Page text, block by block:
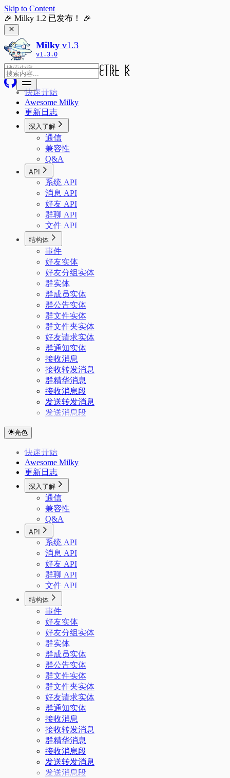
Skip to Content
🎉 Milky 1.2 已发布！ 🎉
Milky v1.3
v1.3.0
CTRL K
CTRL K
快速开始
Awesome Milky
更新日志
深入了解
通信
兼容性
Q&A
API
系统 API
消息 API
好友 API
群聊 API
文件 API
结构体
事件
好友实体
好友分组实体
群实体
群成员实体
群公告实体
群文件实体
群文件夹实体
好友请求实体
群通知实体
接收消息
接收转发消息
群精华消息
接收消息段
发送转发消息
发送消息段
亮色
快速开始
Awesome Milky
更新日志
深入了解
通信
兼容性
Q&A
API
系统 API
消息 API
好友 API
群聊 API
文件 API
结构体
事件
好友实体
好友分组实体
群实体
群成员实体
群公告实体
群文件实体
群文件夹实体
好友请求实体
群通知实体
接收消息
接收转发消息
群精华消息
接收消息段
发送转发消息
发送消息段